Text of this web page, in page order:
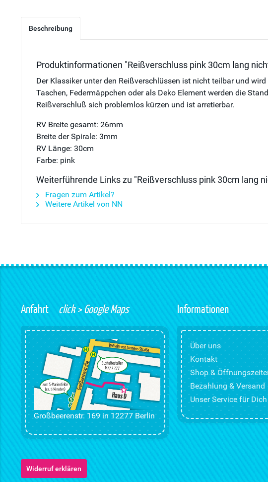
Beschreibung
Produktinformationen "Reißverschluss pink 30cm lang
Der Klassiker unter den Reißverschlüssen ist nicht teilbar und
Taschen, Federmäppchen oder als Deko Element werden die
Reißverschluß sich problemlos kürzen und ist arretierbar.
RV Breite gesamt: 26mm
Breite der Spirale: 3mm
RV Länge: 30cm
Farbe: pink
Weiterführende Links zu "Reißverschluss pink 30cm lang
Fragen zum Artikel?
Weitere Artikel von NN
Anfahrt click > Google Maps
Großbeerenstr. 169 in 12277 Berlin
Informationen
Über uns
Kontakt
Shop &
Bezahlung & Versand
Unser Service für Dich
Widerruf erklären